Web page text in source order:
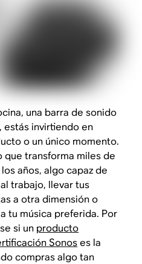
una barra de sonido
estás invirtiendo en
o un único momento.
que transforma miles de
años, algo capaz de
trabajo, llevar tus
a otra dimensión o
tu música preferida. Por
si un producto
Sonoses la
compras algo tan